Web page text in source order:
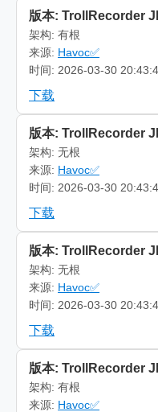
版本: TrollRecorder
架构: 有根
来源: Havoc✅
时间: 2026-03-30
下载
版本: TrollRecorder
架构: 无根
来源: Havoc✅
时间: 2026-03-30
下载
版本: TrollRecorder
架构: 无根
来源: Havoc✅
时间: 2026-03-30
下载
版本: TrollRecorder
架构: 有根
来源: Havoc✅